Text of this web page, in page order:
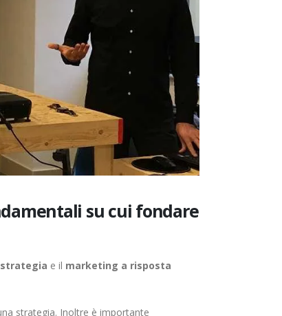
su cui fondare
strategia e il marketing a risposta
strategia. Inoltre è importante